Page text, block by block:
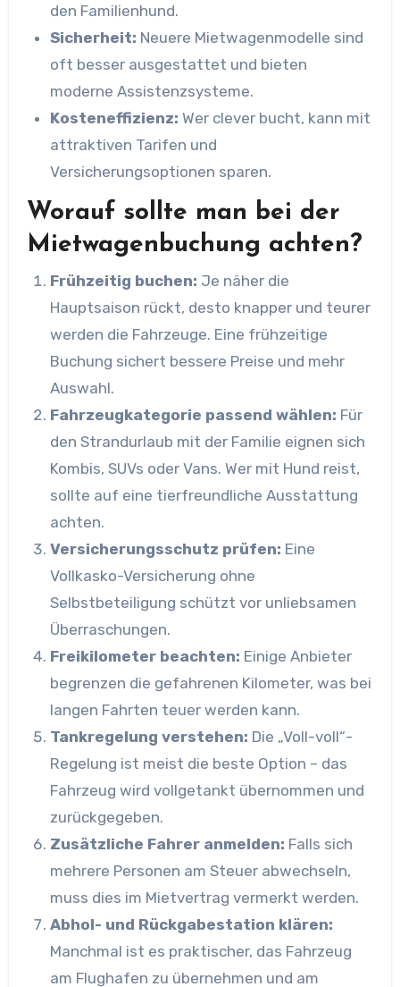
den Familienhund.
Sicherheit: Neuere Mietwagenmodelle sind
oft besser ausgestattet und bieten
moderne Assistenzsysteme.
Kosteneffizienz: Wer clever bucht, kann mit
attraktiven Tarifen und
Versicherungsoptionen sparen.
Worauf sollte man bei der
Mietwagenbuchung achten?
Frühzeitig buchen: Je näher die
Hauptsaison rückt, desto knapper und teurer
werden die Fahrzeuge. Eine frühzeitige
Buchung sichert bessere Preise und mehr
Auswahl.
Fahrzeugkategorie passend wählen: Für
den Strandurlaub mit der Familie eignen sich
Kombis, SUVs oder Vans. Wer mit Hund reist,
sollte auf eine tierfreundliche Ausstattung
achten.
Versicherungsschutz prüfen: Eine
Vollkasko-Versicherung ohne
Selbstbeteiligung schützt vor unliebsamen
Überraschungen.
Freikilometer beachten: Einige Anbieter
begrenzen die gefahrenen Kilometer, was bei
langen Fahrten teuer werden kann.
Tankregelung verstehen: Die „Voll-voll“-
Regelung ist meist die beste Option – das
Fahrzeug wird vollgetankt übernommen und
zurückgegeben.
Zusätzliche Fahrer anmelden: Falls sich
mehrere Personen am Steuer abwechseln,
muss dies im Mietvertrag vermerkt werden.
Abhol- und Rückgabestation klären:
Manchmal ist es praktischer, das Fahrzeug
am Flughafen zu übernehmen und am